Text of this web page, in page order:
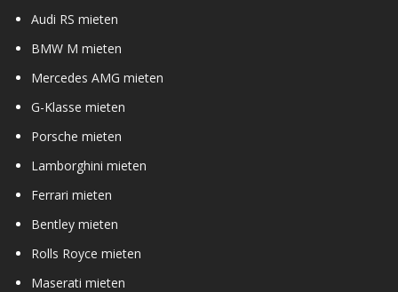
Audi RS mieten
BMW M mieten
Mercedes AMG mieten
G-Klasse mieten
Porsche mieten
Lamborghini mieten
Ferrari mieten
Bentley mieten
Rolls Royce mieten
Maserati mieten